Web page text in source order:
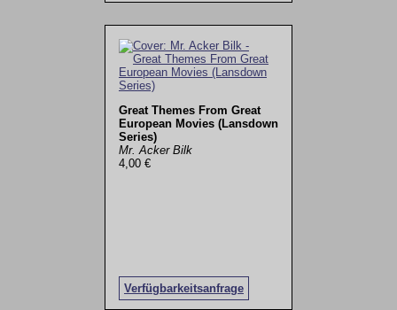
Great Themes From Great
European Movies (Lansdown
Series)
Mr. Acker Bilk
4,00 €
Verfügbarkeitsanfrage